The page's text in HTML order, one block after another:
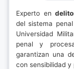
Experto en
del sistema
Universidad
penal y
garantizan una
con sensibilidad